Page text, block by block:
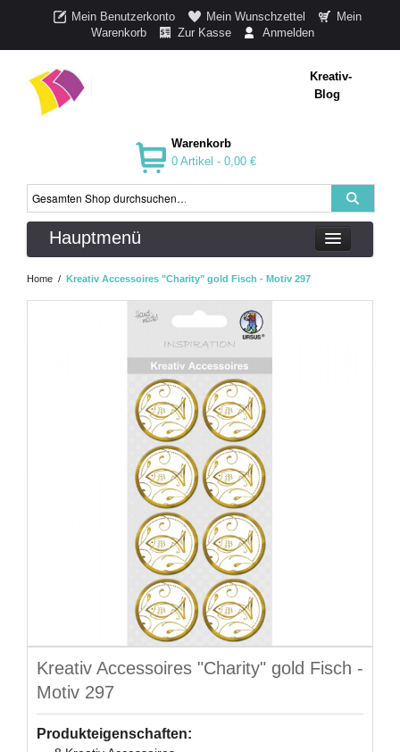
Mein Benutzerkonto Mein Wunschzettel
Mein
Warenkorb
Zur Kasse Anmelden
Kreativ-
Blog
Warenkorb
0 Artikel - 0,00 €
Hauptmenü
Home / Kreativ Accessoires "Charity" gold Fisch - Motiv 297
Kreativ Accessoires "Charity" gold Fisch -
Motiv 297
Produkteigenschaften: